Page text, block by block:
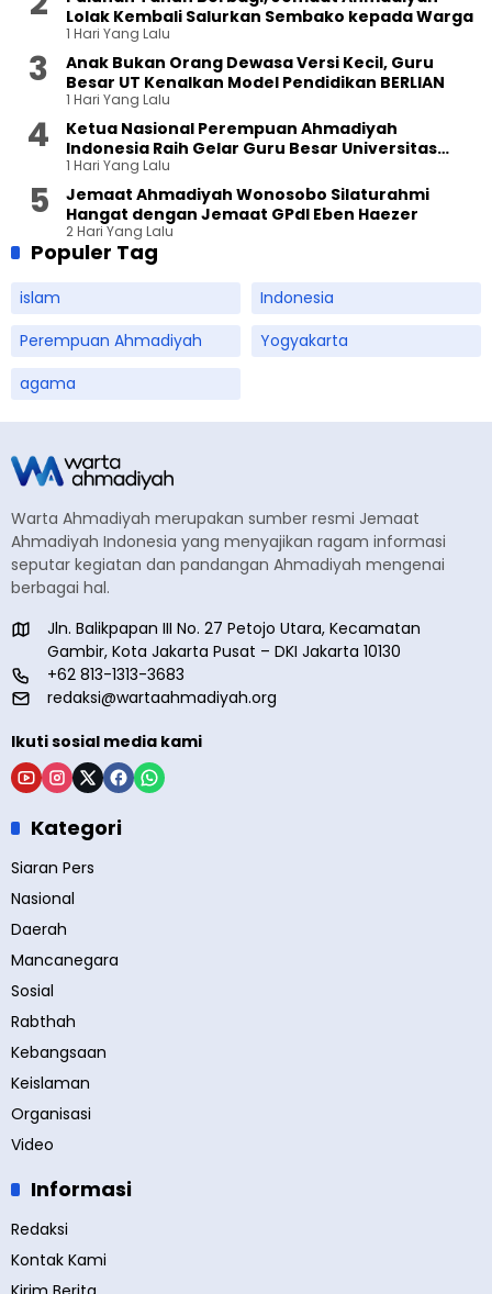
Lolak Kembali Salurkan Sembako kepada Warga
1 Hari Yang Lalu
Anak Bukan Orang Dewasa Versi Kecil, Guru
Besar UT Kenalkan Model Pendidikan BERLIAN
1 Hari Yang Lalu
Ketua Nasional Perempuan Ahmadiyah
Indonesia Raih Gelar Guru Besar Universitas
Terbuka
1 Hari Yang Lalu
Jemaat Ahmadiyah Wonosobo Silaturahmi
Hangat dengan Jemaat GPdI Eben Haezer
2 Hari Yang Lalu
Populer Tag
islam
Indonesia
Perempuan Ahmadiyah
Yogyakarta
agama
Warta Ahmadiyah merupakan sumber resmi Jemaat
Ahmadiyah Indonesia yang menyajikan ragam informasi
seputar kegiatan dan pandangan Ahmadiyah mengenai
berbagai hal.
Jln. Balikpapan III No. 27 Petojo Utara, Kecamatan
Gambir, Kota Jakarta Pusat – DKI Jakarta 10130
+62 813-1313-3683
redaksi@wartaahmadiyah.org
Ikuti sosial media kami
Kategori
Siaran Pers
Nasional
Daerah
Mancanegara
Sosial
Rabthah
Kebangsaan
Keislaman
Organisasi
Video
Informasi
Redaksi
Kontak Kami